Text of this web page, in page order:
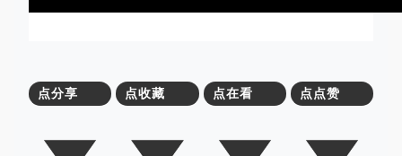
点分享 点收藏 点在看 点点赞